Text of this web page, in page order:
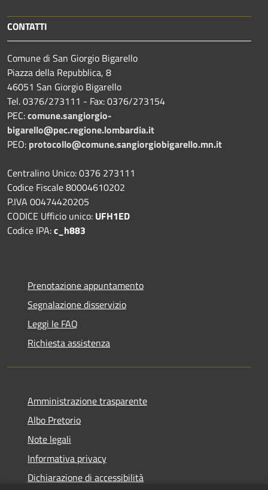
CONTATTI
Comune di San Giorgio Bigarello
Piazza della Repubblica, 8
46051 San Giorgio Bigarello
Tel. 0376/273111 - Fax: 0376/273154
PEC:comune.sangiorgio-
bigarello@pec.regione.lombardia.it
PEO: protocollo@comune.sangiorgiobigarello.mn.it
Centralino Unico: 0376 273111
Codice Fiscale 80004610202
P.IVA 00474420205
CODICE Ufficio unico: UFH1ED
Codice IPA:c_h883
Prenotazione appuntamento
Segnalazione disservizio
Leggi le FAQ
Richiesta assistenza
Amministrazione trasparente
Albo Pretorio
Note legali
Informativa privacy
Dichiarazione di accessibilità